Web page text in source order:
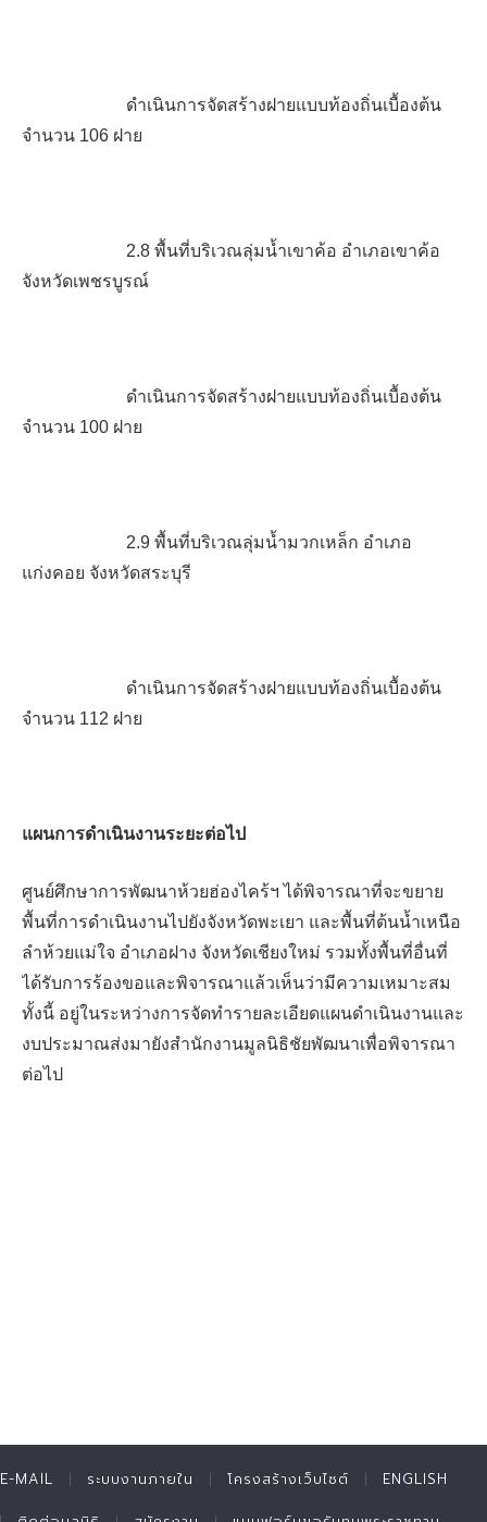
ดำเนินการจัดสร้างฝายแบบท้องถิ่นเบื้องต้น
จำนวน 106 ฝาย
2.8 พื้นที่บริเวณลุ่มน้ำเขาค้อ อำเภอเขาค้อ
จังหวัดเพชรบูรณ์
ดำเนินการจัดสร้างฝายแบบท้องถิ่นเบื้องต้น
จำนวน 100 ฝาย
2.9 พื้นที่บริเวณลุ่มน้ำมวกเหล็ก อำเภอ
แก่งคอย จังหวัดสระบุรี
ดำเนินการจัดสร้างฝายแบบท้องถิ่นเบื้องต้น
จำนวน 112 ฝาย
แผนการดำเนินงานระยะต่อไป
ศูนย์ศึกษาการพัฒนาห้วยฮ่องไคร้ฯ ได้พิจารณาที่จะขยาย
พื้นที่การดำเนินงานไปยังจังหวัดพะเยา และพื้นที่ต้นน้ำเหนือ
ลำห้วยแม่ใจ อำเภอฝาง จังหวัดเชียงใหม่ รวมทั้งพื้นที่อื่นที่
ได้รับการร้องขอและพิจารณาแล้วเห็นว่ามีความเหมาะสม
ทั้งนี้ อยู่ในระหว่างการจัดทำรายละเอียดแผนดำเนินงานและ
งบประมาณส่งมายังสำนักงานมูลนิธิชัยพัฒนาเพื่อพิจารณา
ต่อไป
E-MAIL ระบบงานภายใน โครงสร้างเว็บไซต์ ENGLISH